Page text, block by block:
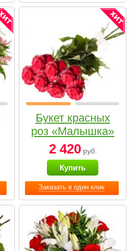
Заказать в один клик
Букет красных
роз «Малышка»
2 420руб.
Купить